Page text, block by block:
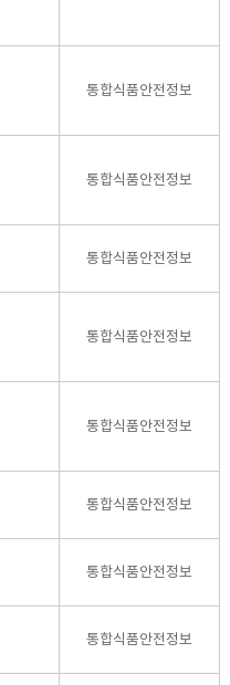
통합식품안전정보
통합식품안전정보
통합식품안전정보
통합식품안전정보
통합식품안전정보
통합식품안전정보
통합식품안전정보
통합식품안전정보